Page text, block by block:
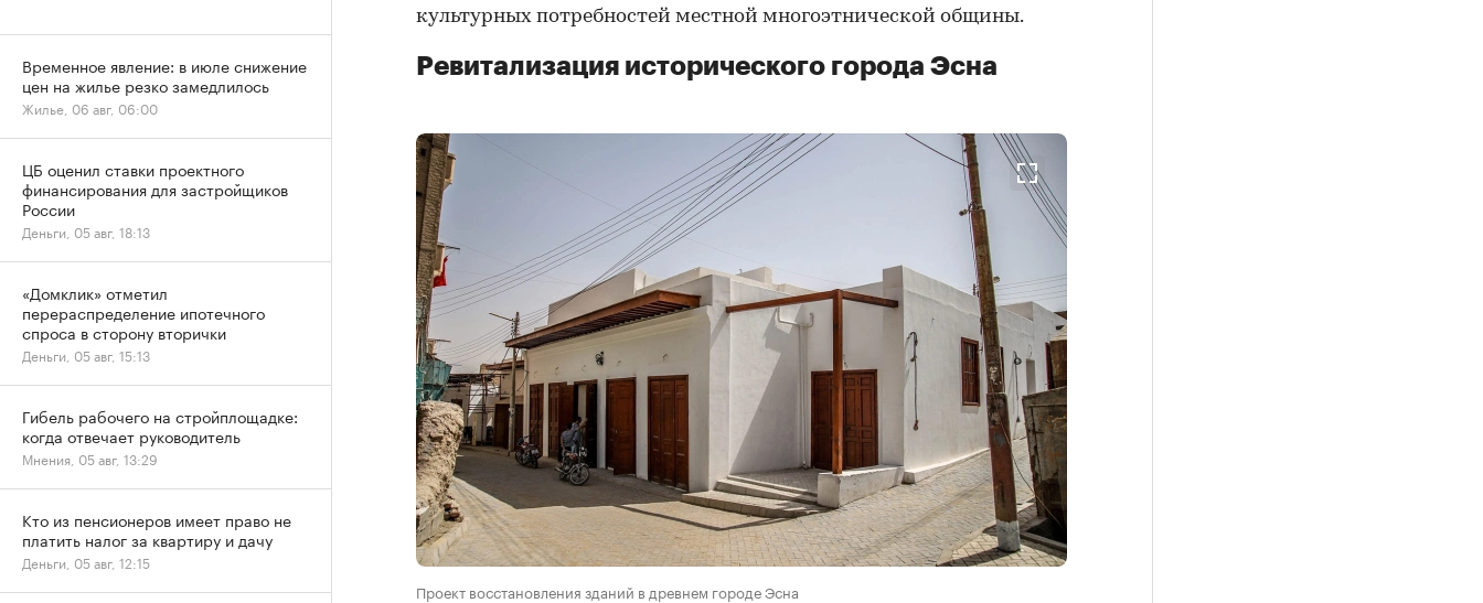
культурных потребностей местной многоэтнической общины.
Ревитализация исторического города Эсна
Проект восстановления зданий в древнем городе Эсна
Временное явление: в июле снижение
цен на жилье резко замедлилось
Жилье, 06 авг, 06:00
ЦБ оценил ставки проектного
финансирования для застройщиков
России
Деньги, 05 авг, 18:13
«Домклик» отметил
перераспределение ипотечного
спроса в сторону вторички
Деньги, 05 авг, 15:13
Гибель рабочего на стройплощадке:
когда отвечает руководитель
Мнения, 05 авг, 13:29
Кто из пенсионеров имеет право не
платить налог за квартиру и дачу
Деньги, 05 авг, 12:15